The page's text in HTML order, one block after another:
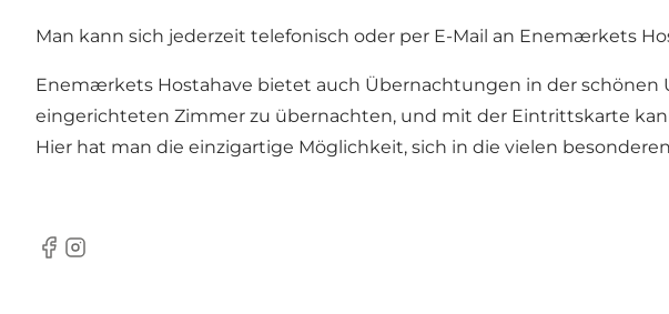
Man kann sich jederzeit telefonisch oder per E-Mail an Enemærkets
Enemærkets Hostahave bietet auch Übernachtungen in der
eingerichteten Zimmer zu übernachten, und mit der Eintrittskarte
Hier hat man die einzigartige Möglichkeit, sich in die vielen
Facebook
Instagram